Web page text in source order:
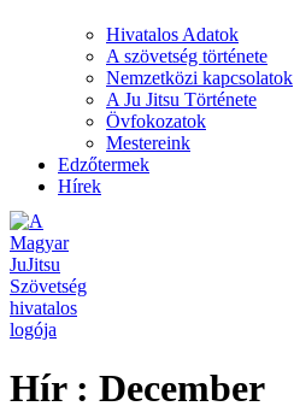
Hivatalos Adatok
A szövetség története
Nemzetközi kapcsolatok
A Ju Jitsu Története
Övfokozatok
Mestereink
Edzőtermek
Hírek
Hír : December